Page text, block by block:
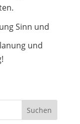
Sinn und
und
Suchen